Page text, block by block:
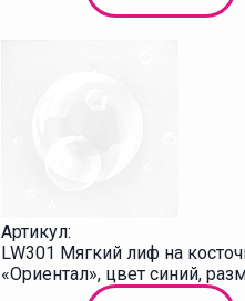
Артикул:
LW301 Мягкий лиф на
«Ориентал», цвет синий,